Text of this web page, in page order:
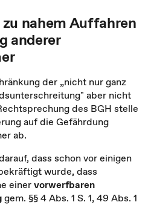
nahem Auffahren
anderer
der „nicht nur ganz
aber nicht
des BGH stelle
auf die Gefährdung
ab.
dass schon vor einigen
wurde, dass
einervorwerfbaren
gem. §§ 4 Abs. 1 S. 1, 49 Abs. 1